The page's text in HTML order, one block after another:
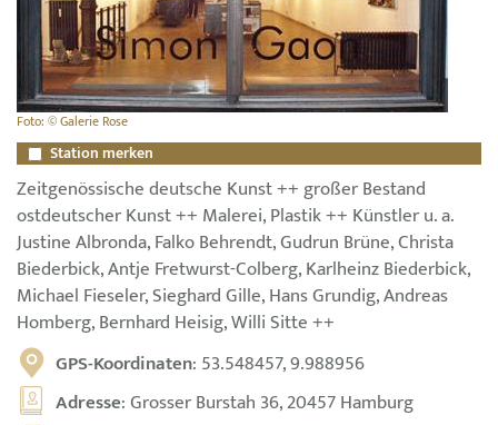
Foto: © Galerie Rose
Station merken
Zeitgenössische deutsche Kunst ++ großer Bestand
ostdeutscher Kunst ++ Malerei, Plastik ++ Künstler u. a.
Justine Albronda, Falko Behrendt, Gudrun Brüne, Christa
Biederbick, Antje Fretwurst-Colberg, Karlheinz Biederbick,
Michael Fieseler, Sieghard Gille, Hans Grundig, Andreas
Homberg, Bernhard Heisig, Willi Sitte ++
GPS-Koordinaten: 53.548457, 9.988956
Adresse: Grosser Burstah 36, 20457 Hamburg